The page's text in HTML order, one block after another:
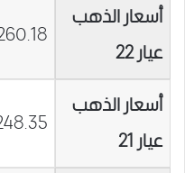
أسعار الذهب
عيار 22
أسعار الذهب
عيار 21